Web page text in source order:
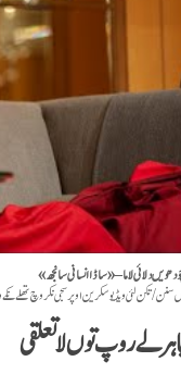
دلائی لاما – «ساڈا انسانی سانجھ»
تکن لئی ویڈیو سکرین اوپر سجی نکر وچ تھلے
روپ توں لا تعلقی